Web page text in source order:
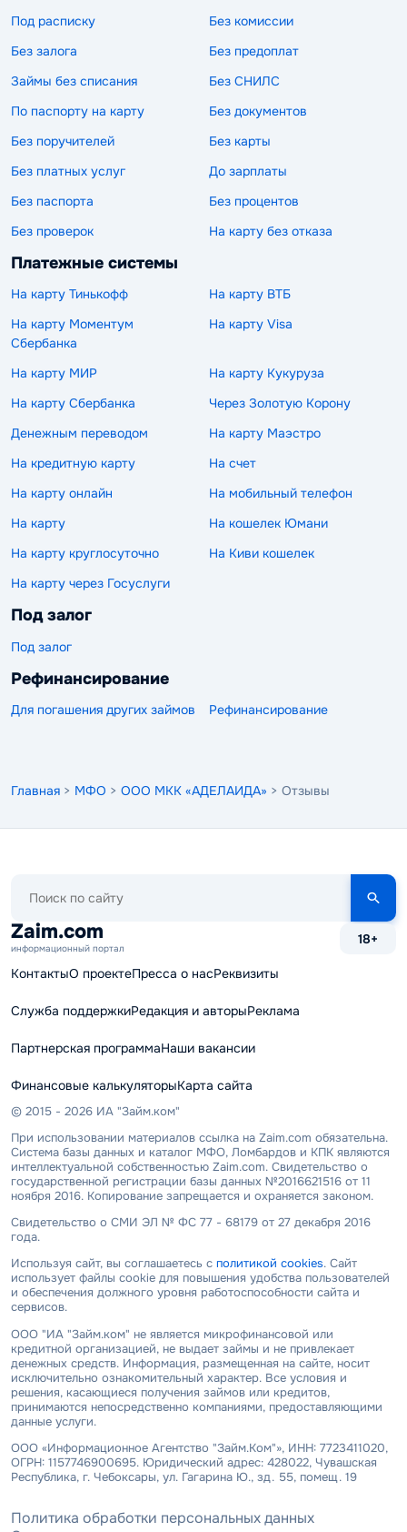
Под расписку
Без комиссии
Без залога
Без предоплат
Займы без списания
Без СНИЛС
По паспорту на карту
Без документов
Без поручителей
Без карты
Без платных услуг
До зарплаты
Без паспорта
Без процентов
Без проверок
На карту без отказа
Платежные системы
На карту Тинькофф
На карту ВТБ
На карту Моментум
Сбербанка
На карту Visa
На карту МИР
На карту Кукуруза
На карту Сбербанка
Через Золотую Корону
Денежным переводом
На карту Маэстро
На кредитную карту
На счет
На карту онлайн
На мобильный телефон
На карту
На кошелек Юмани
На карту круглосуточно
На Киви кошелек
На карту через Госуслуги
Под залог
Под залог
Рефинансирование
Для погашения других займов Рефинансирование
Главная > МФО > ООО МКК «АДЕЛАИДА» > Отзывы
сайту
Zaim.com
информационный портал
18+
КонтактыО проектеПресса о насРеквизиты
Служба поддержкиРедакция и авторыРеклама
Партнерская программаНаши вакансии
Финансовые калькуляторыКарта сайта
© 2015 - 2026 ИА "Займ.ком"
При использовании материалов ссылка на Zaim.com обязательна.
Система базы данных и каталог МФО, Ломбардов и КПК являются
интеллектуальной собственностью Zaim.com. Свидетельство о
государственной регистрации базы данных №2016621516 от 11
ноября 2016. Копирование запрещается и охраняется законом.
Свидетельство о СМИ ЭЛ № ФС 77 - 68179 от 27 декабря 2016
года.
Используя сайт, вы соглашаетесь с политикой cookies. Сайт
использует файлы cookie для повышения удобства пользователей
и обеспечения должного уровня работоспособности сайта и
сервисов.
ООО "ИА "Займ.ком" не является микрофинансовой или
кредитной организацией, не выдает займы и не привлекает
денежных средств. Информация, размещенная на сайте, носит
исключительно ознакомительный характер. Все условия и
решения, касающиеся получения займов или кредитов,
принимаются непосредственно компаниями, предоставляющими
данные услуги.
ООО «Информационное Агентство "Займ.Ком"», ИНН: 7723411020,
ОГРН: 1157746900695. Юридический адрес: 428022, Чувашская
Республика, г. Чебоксары, ул. Гагарина Ю., зд. 55, помещ. 19
Политика обработки персональных данных